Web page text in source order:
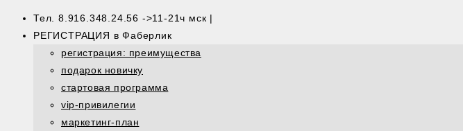
Тел. 8.916.348.24.56 ->11-21ч мск |
РЕГИСТРАЦИЯ в Фаберлик
регистрация: преимущества
подарок новичку
стартовая программа
vip-привилегии
маркетинг-план